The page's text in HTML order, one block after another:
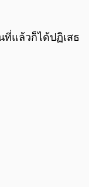
ที่แล้วก็ได้ปฏิเสธ